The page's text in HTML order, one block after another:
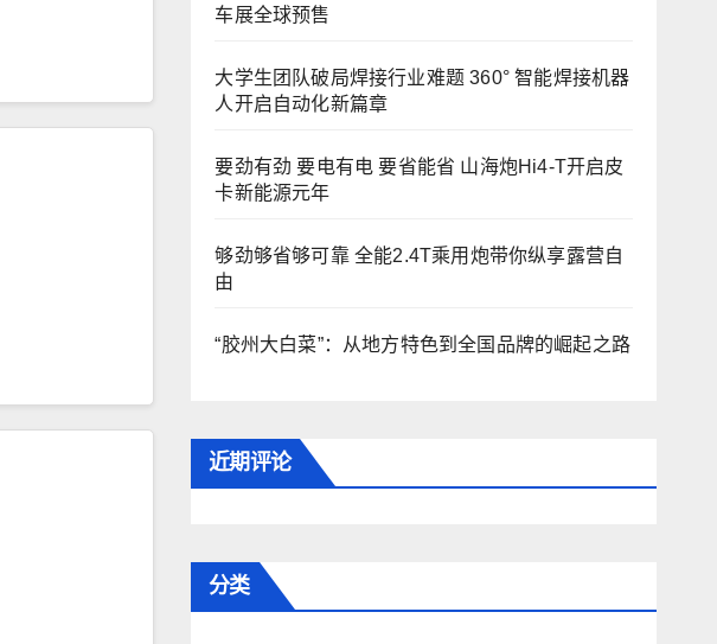
车展全球预售
大学生团队破局焊接行业难题 360° 智能焊接机器
人开启自动化新篇章
要劲有劲 要电有电 要省能省 山海炮Hi4-T开启皮
卡新能源元年
够劲够省够可靠 全能2.4T乘用炮带你纵享露营自
由
“胶州大白菜”：从地方特色到全国品牌的崛起之路
近期评论
分类